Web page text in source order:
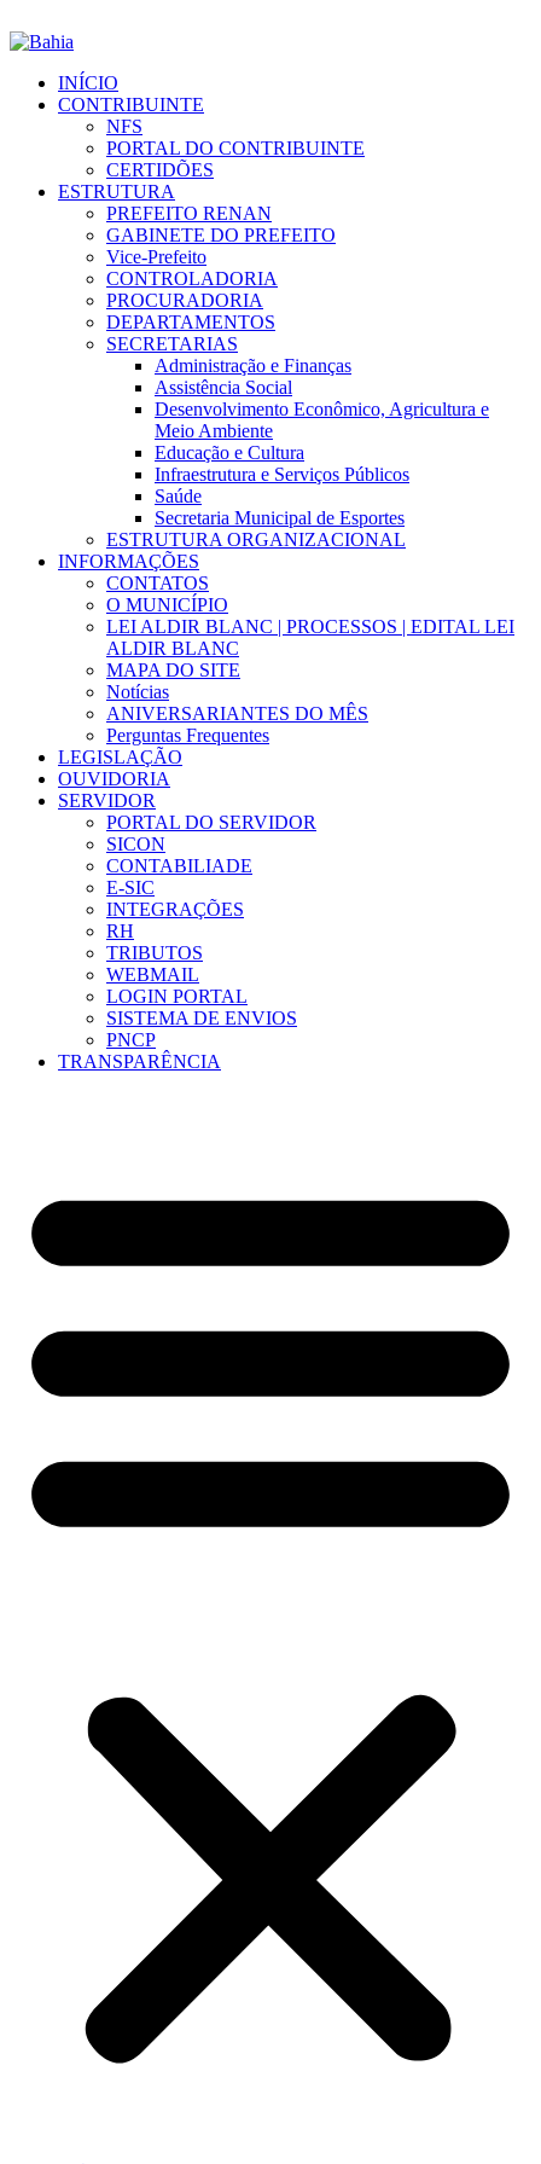
INÍCIO
CONTRIBUINTE
NFS
PORTAL DO CONTRIBUINTE
CERTIDÕES
ESTRUTURA
PREFEITO RENAN
GABINETE DO PREFEITO
Vice-Prefeito
CONTROLADORIA
PROCURADORIA
DEPARTAMENTOS
SECRETARIAS
Administração e Finanças
Assistência Social
Desenvolvimento Econômico, Agricultura e
Meio Ambiente
Educação e Cultura
Infraestrutura e Serviços Públicos
Saúde
Secretaria Municipal de Esportes
ESTRUTURA ORGANIZACIONAL
INFORMAÇÕES
CONTATOS
O MUNICÍPIO
LEI ALDIR BLANC | PROCESSOS | EDITAL LEI
ALDIR BLANC
MAPA DO SITE
Notícias
ANIVERSARIANTES DO MÊS
Perguntas Frequentes
LEGISLAÇÃO
OUVIDORIA
SERVIDOR
PORTAL DO SERVIDOR
SICON
CONTABILIADE
E-SIC
INTEGRAÇÕES
RH
TRIBUTOS
WEBMAIL
LOGIN PORTAL
SISTEMA DE ENVIOS
PNCP
TRANSPARÊNCIA